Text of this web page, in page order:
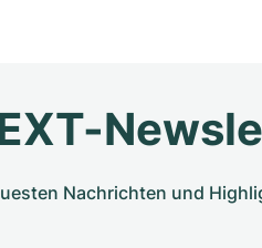
Nachrichten und